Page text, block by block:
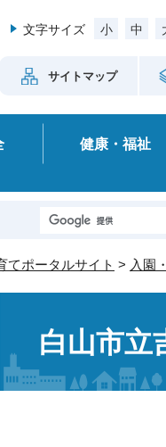
文字サイズ 小 中
サイトマップ
健康・福祉
てポータルサイト > 入園
白山市立